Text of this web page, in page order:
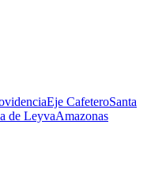
Eje CafeteroSanta
de LeyvaAmazonas